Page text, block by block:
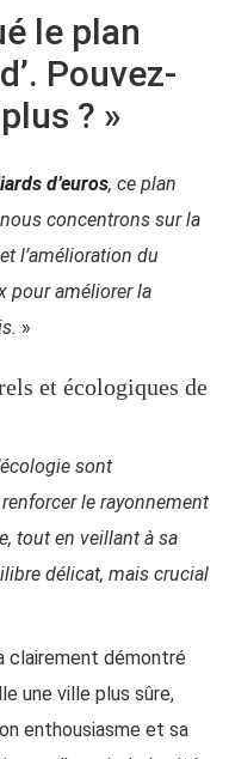
le plan
Pouvez-
? »
d’euros, ce plan
concentrons sur la
l’amélioration du
pour améliorer la
»
et écologiques de
sont
le rayonnement
tout en veillant à sa
délicat, mais crucial
clairement démontré
une ville plus sûre,
enthousiasme et sa